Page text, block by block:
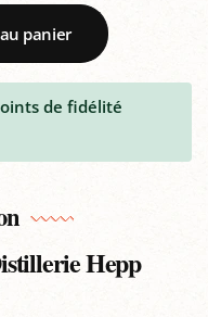
panier
de fidélité
Hepp